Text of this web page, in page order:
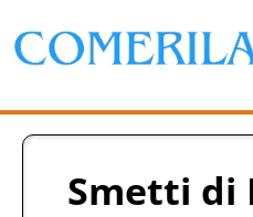
Smetti di